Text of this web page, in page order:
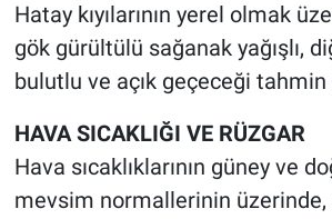
Hatay kıyılarının yerel olmak
gök gürültülü sağanak yağışlı,
bulutlu ve açık geçeceği tahmin
HAVA SICAKLIĞI VE RÜZGAR
Hava sıcaklıklarının güney ve
mevsim normallerinin üzerinde,
Kimdir
Koronavirüs
Kültür Sanat
Ne demişti